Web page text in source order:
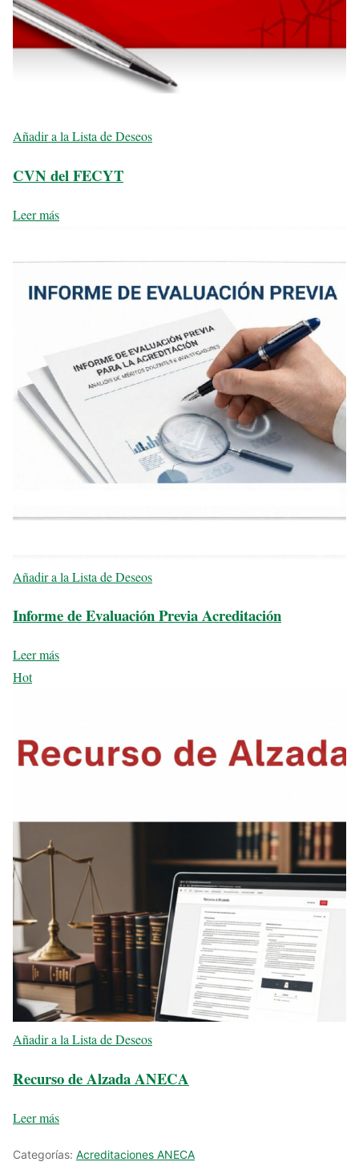
Añadir a la Lista de Deseos
CVN del FECYT
Leer más
Añadir a la Lista de Deseos
Informe de Evaluación Previa Acreditación
Leer más
Hot
Añadir a la Lista de Deseos
Recurso de Alzada ANECA
Leer más
Categorías: Acreditaciones ANECA